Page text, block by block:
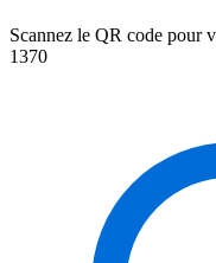
Scannez le QR code pour
1370